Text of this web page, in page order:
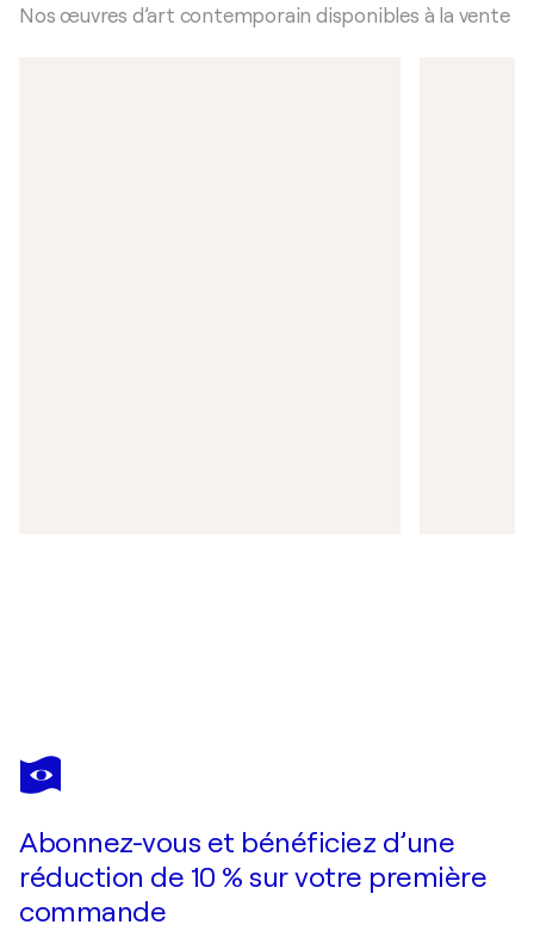
Nos œuvres d’art contemporain disponibles à la vente
Abonnez-vous et bénéficiez d’une
réduction de 10 % sur votre première
commande